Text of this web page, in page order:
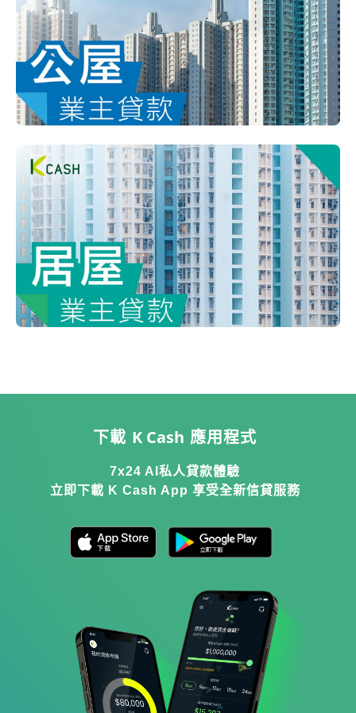
下載 K Cash 應用程式
7x24 AI私人貸款體驗
立即下載 K Cash App 享受全新信貸服務